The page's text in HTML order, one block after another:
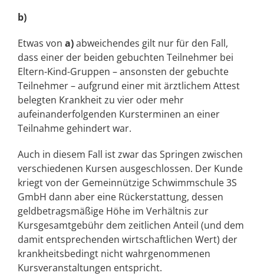
b)
Etwas von a)abweichendes gilt nur für den Fall,
dass einer der beiden gebuchten Teilnehmer bei
Eltern-Kind-Gruppen – ansonsten der gebuchte
Teilnehmer – aufgrund einer mit ärztlichem Attest
belegten Krankheit zu vier oder mehr
aufeinanderfolgenden Kursterminen an einer
Teilnahme gehindert war.
Auch in diesem Fall ist zwar das Springen zwischen
verschiedenen Kursen ausgeschlossen. Der Kunde
kriegt von der Gemeinnützige Schwimmschule 3S
GmbH dann aber eine Rückerstattung, dessen
geldbetragsmäßige Höhe im Verhältnis zur
Kursgesamtgebühr dem zeitlichen Anteil (und dem
damit entsprechenden wirtschaftlichen Wert) der
krankheitsbedingt nicht wahrgenommenen
Kursveranstaltungen entspricht.